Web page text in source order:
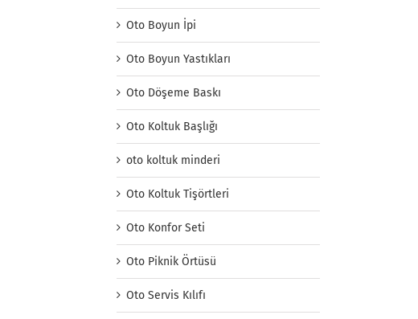
Oto Boyun İpi
Oto Boyun Yastıkları
Oto Döşeme Baskı
Oto Koltuk Başlığı
oto koltuk minderi
Oto Koltuk Tişörtleri
Oto Konfor Seti
Oto Piknik Örtüsü
Oto Servis Kılıfı